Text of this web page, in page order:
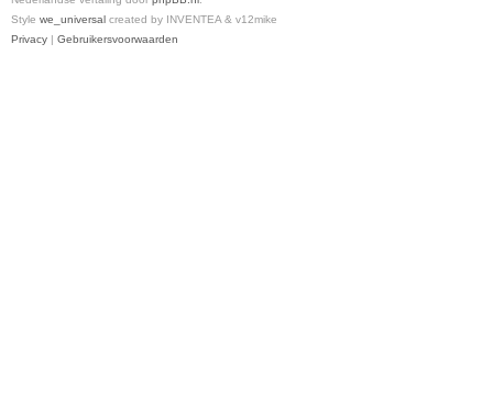
Style we_universal created by INVENTEA & v12mike
Privacy | Gebruikersvoorwaarden